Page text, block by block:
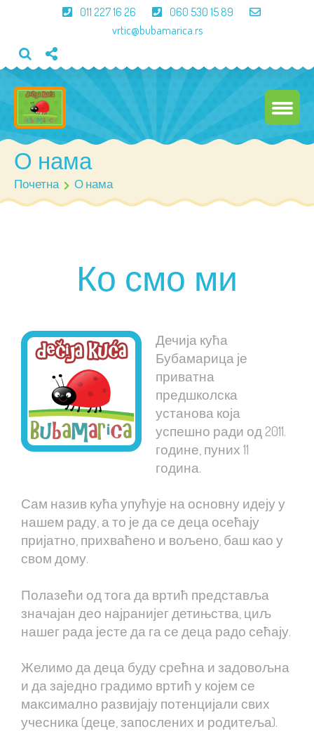
011 227 16 26
060 530 15 89
vrtic@bubamarica.rs
О нама
Почетна О нама
Ко смо ми
Дечија кућа
Бубамарица је
приватна
предшколска
установа која
успешно ради од 2011.
године, пуних 11
година.
Сам назив кућа упућује на основну идеју у
нашем раду, а то је да се деца осећају
пријатно, прихваћено и вољено, баш као у
свом дому.
Полазећи од тога да вртић представља
значајан део најранијег детињства, циљ
нашег рада јесте да га се деца радо сећају.
Желимо да деца буду срећна и задовољна
и да заједно градимо вртић у којем се
максимално развијају потенцијали свих
учесника (деце, запослених и родитеља).